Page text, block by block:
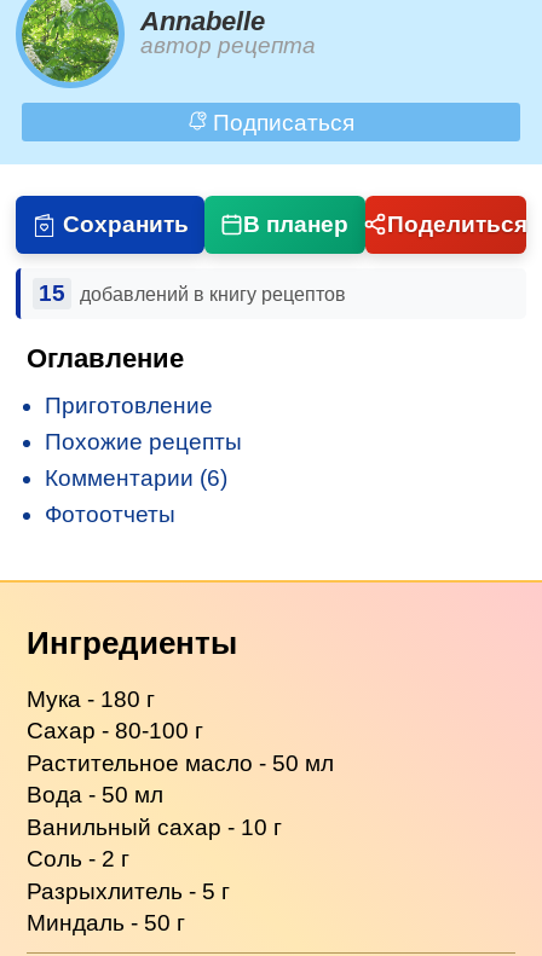
Annabelle
автор рецепта
Подписаться
Сохранить В планер Поделиться
15 добавлений в книгу рецептов
Оглавление
Приготовление
Похожие рецепты
Комментарии (6)
Фотоотчеты
Ингредиенты
Мука - 180 г
Сахар - 80-100 г
Растительное масло - 50 мл
Вода - 50 мл
Ванильный сахар - 10 г
Соль - 2 г
Разрыхлитель - 5 г
Миндаль - 50 г